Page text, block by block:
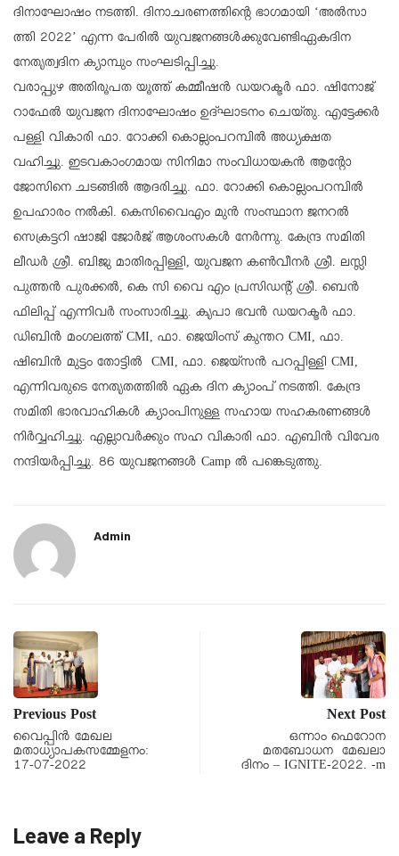
ദിനാഘോഷം നടത്തി. ദിനാചരണത്തിന്റെ ഭാഗമായി ‘അൽസാ
ത്തി 2022’ എന്ന പേരിൽ യുവജനങ്ങൾക്കുവേണ്ടിഏകദിന
നേതൃത്വദിന ക്യാമ്പും സംഘടിപ്പിച്ചു.
വരാപ്പുഴ അതിരൂപത യൂത്ത് കമ്മീഷൻ ഡയറക്ടർ ഫാ. ഷിനോജ്
റാഫേൽ യുവജന ദിനാഘോഷം ഉദ്ഘാടനം ചെയ്തു. എട്ടേക്കർ
പള്ളി വികാരി ഫാ. റോക്കി കൊല്ലംപറമ്പിൽ അധ്യക്ഷത
വഹിച്ചു. ഇടവകാംഗമായ സിനിമാ സംവിധായകൻ ആന്റോ
ജോസിനെ ചടങ്ങിൽ ആദരിച്ചു. ഫാ. റോക്കി കൊല്ലംപറമ്പിൽ
ഉപഹാരം നൽകി. കെസിവൈഎം മുൻ സംസ്ഥാന ജനറൽ
സെക്രട്ടറി ഷാജി ജോർജ് ആശംസകൾ നേർന്നു. കേന്ദ്ര സമിതി
ലീഡർ ശ്രീ. ബിജു മാതിരപ്പിള്ളി, യുവജന കൺവീനർ ശ്രീ. ലസ്ലി
പുത്തൻ പുരക്കൽ, കെ സി വൈ എം പ്രസിഡന്റ് ശ്രീ. ബെൻ
ഫിലിപ്പ് എന്നിവർ സംസാരിച്ചു. കൃപാ ഭവൻ ഡയറക്ടർ ഫാ.
ഡിബിൻ മംഗലത്ത് CMI, ഫാ. ജെയിംസ് കുന്തറ CMI, ഫാ.
ഷിബിൻ മുട്ടം തോട്ടിൽ CMI, ഫാ. ജെയ്സൻ പറപ്പിള്ളി CMI,
എന്നിവരുടെ നേതൃതത്തിൽ ഏക ദിന ക്യാംപ് നടത്തി. കേന്ദ്ര
സമിതി ഭാരവാഹികൾ ക്യാംപിനുള്ള സഹായ സഹകരണങ്ങൾ
നിർവ്വഹിച്ചു. എല്ലാവർക്കും സഹ വികാരി ഫാ. എബിൻ വിവേര
നന്ദിയർപ്പിച്ചു. 86 യുവജനങ്ങൾ Camp ൽ പങ്കെടുത്തു.
Admin
Previous Post
വൈപ്പിൻ മേഖല
മതാധ്യാപകസമ്മേളനം:
17-07-2022
Next Post
ഒന്നാം ഫെറോന
മതബോധന മേഖലാ
ദിനം – IGNITE-2022. -m
Leave a Reply